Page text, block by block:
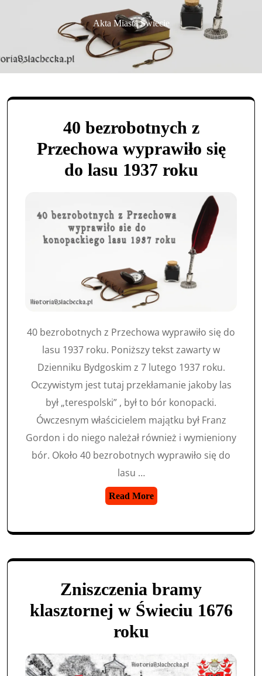
Akta Miasta Świecie
40 bezrobotnych z
Przechowa wyprawiło się
do lasu 1937 roku
40 bezrobotnych z Przechowa wyprawiło się do
lasu 1937 roku. Poniższy tekst zawarty w
Dzienniku Bydgoskim z 7 lutego 1937 roku.
Oczywistym jest tutaj przekłamanie jakoby las
był „terespolski” , był to bór konopacki.
Ówczesnym właścicielem majątku był Franz
Gordon i do niego należał również i wymieniony
bór. Około 40 bezrobotnych wyprawiło się do
lasu …
Read More
Zniszczenia bramy
klasztornej w Świeciu 1676
roku